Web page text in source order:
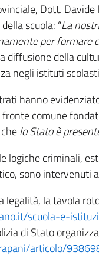
Dott.
scuola: “La
per formare
diffusione della
negli istituti
hanno
comune
loStato è
logiche criminali,
sono
legalità, la tavola
scuola-e-
di Stato
articolo/